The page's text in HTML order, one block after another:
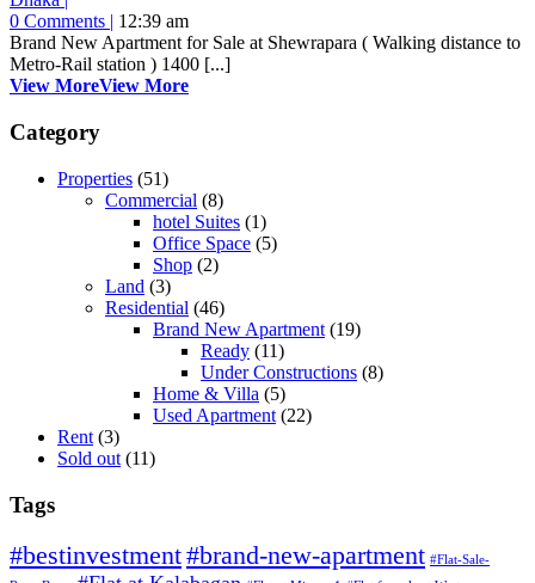
0 Comments
12:39 am
Brand New Apartment for Sale at Shewrapara ( Walking distance to
Metro-Rail station ) 1400 [...]
View MoreView More
Category
Properties (51)
Commercial (8)
hotel Suites (1)
Office Space (5)
Shop (2)
Land (3)
Residential (46)
Brand New Apartment (19)
Ready (11)
Under Constructions (8)
Home & Villa (5)
Used Apartment (22)
Rent (3)
Sold out (11)
Tags
#bestinvestment#brand-new-apartment #Flat-Sale-